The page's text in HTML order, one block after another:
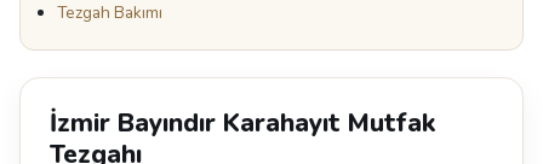
Tezgah Bakımı
İzmir Bayındır Karahayıt Mutfak
Tezgahı